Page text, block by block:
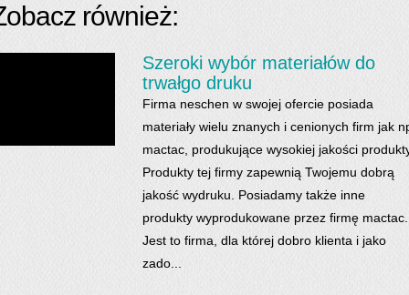
również:
Szeroki wybór materiałów do
trwałgo druku
Firma neschen w swojej ofercie posiada
materiały wielu znanych i cenionych firm jak
mactac, produkujące wysokiej jakości
Produkty tej firmy zapewnią Twojemu dobrą
jakość wydruku. Posiadamy także inne
produkty wyprodukowane przez firmę mactac.
Jest to firma, dla której dobro klienta i jako
zado...